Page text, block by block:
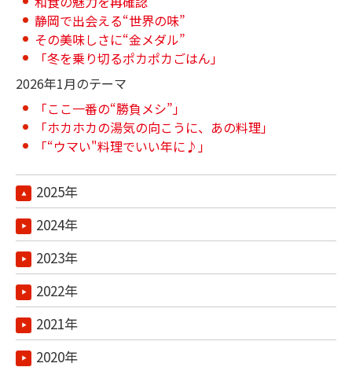
静岡で出会える“世界の味”
その美味しさに“金メダル”
「冬を乗り切るポカポカごはん」
2026年1月のテーマ
「ここ一番の“勝負メシ”」
「ホカホカの湯気の向こうに、あの料理」
「“ウマい"料理でいい年に♪」
2025年
2024年
2023年
2022年
2021年
2020年